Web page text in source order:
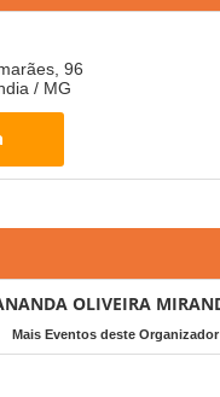
96
/ MG
OLIVEIRA
Mais Eventos deste Organizador